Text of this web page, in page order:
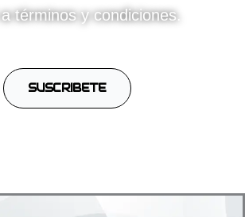
términos y condiciones.
SUSCRIBETE